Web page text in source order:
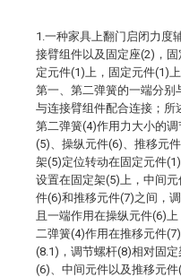
1.一种家具上翻门启闭力度
接臂组件以及固定座(2)，
定元件(1)上，固定元件(1)
第一、第二弹簧的一端分别
与连接臂组件配合连接；所
第二弹簧(4)作用力大小的
(5)、操纵元件(6)、推移元
架(5)定位转动在固定元件
设置在固定架(5)上，中间
件(6)和推移元件(7)之间，
且一端作用在操纵元件(6)
二弹簧(4)作用在推移元件
(8.1)，调节螺杆(8)相对固
(6)、中间元件以及推移元